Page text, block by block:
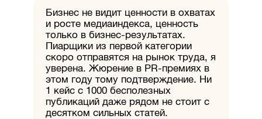
Бизнес не видит ценности в охватах
и росте медиаиндекса, ценность
только в бизнес-результатах.
Пиарщики из первой категории
скоро отправятся на рынок труда, я
уверена. Жюрение в PR-премиях в
этом году тому подтверждение. Ни
1 кейс с 1000 бесполезных
публикаций даже рядом не стоит с
десятком сильных статей.